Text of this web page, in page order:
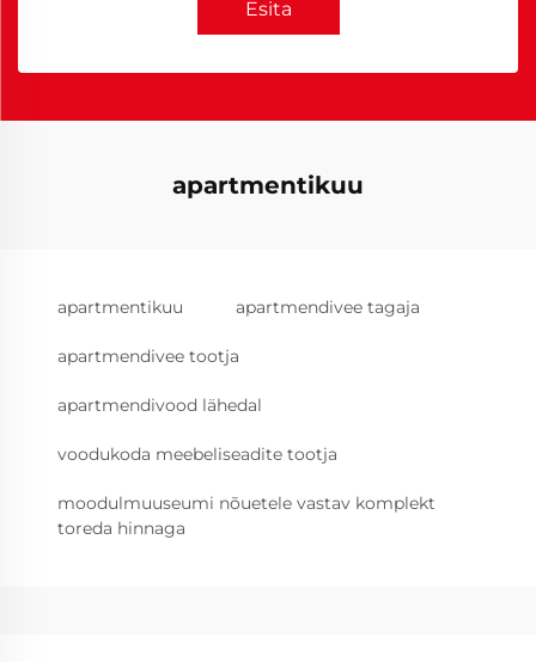
Esita
apartmentikuu
apartmentikuu apartmendivee tagaja
apartmendivee tootja
apartmendivood lähedal
voodukoda meebeliseadite tootja
moodulmuuseumi nõuetele vastav komplekt
toreda hinnaga